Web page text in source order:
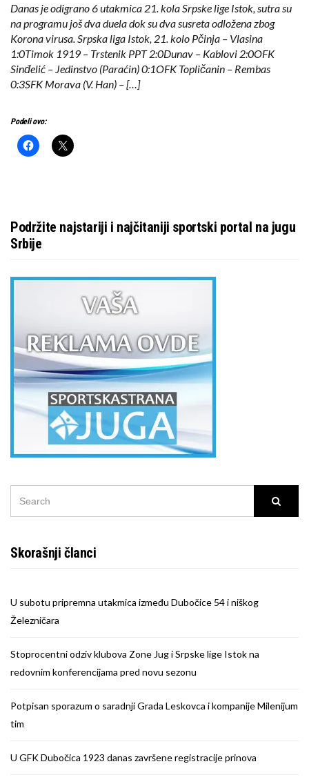
Danas je odigrano 6 utakmica 21. kola Srpske lige Istok, sutra su
na programu još dva duela dok su dva susreta odložena zbog
Korona virusa. Srpska liga Istok, 21. kolo Pčinja – Vlasina
1:0Timok 1919 – Trstenik PPT 2:0Dunav – Kablovi 2:0OFK
Sinđelić – Jedinstvo (Paraćin) 0:1OFK Topličanin – Rembas
0:3SFK Morava (V. Han) – […]
Podeli ovo:
Podržite najstariji i najčitaniji sportski portal na jugu
Srbije
Skorašnji članci
U subotu pripremna utakmica između Dubočice 54 i niškog
Železničara
Stoprocentni odziv klubova Zone Jug i Srpske lige Istok na
redovnim konferencijama pred novu sezonu
Potpisan sporazum o saradnji Grada Leskovca i kompanije Milenijum
tim
U GFK Dubočica 1923 danas završene registracije prinova